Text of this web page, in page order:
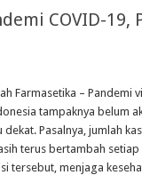
COVID-19,
Farmasetika – Pandemi
tampaknya belum
dekat. Pasalnya, jumlah
terus bertambah setiap
tersebut, menjaga